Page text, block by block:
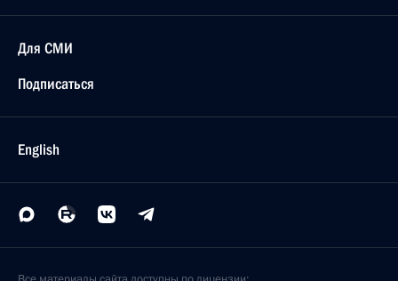
Для СМИ
Подписаться
English